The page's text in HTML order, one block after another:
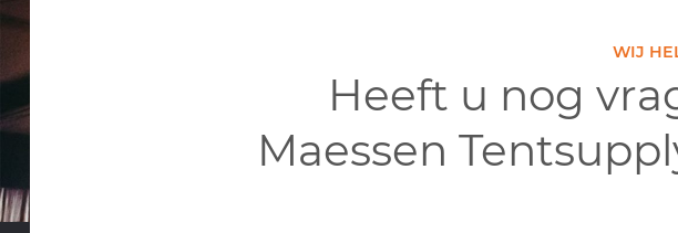
WIJ
Heeft u nog
Maessen